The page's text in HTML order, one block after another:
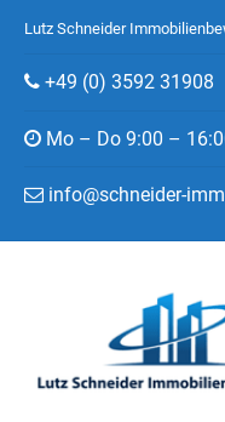
Lutz Schneider
+49 (0) 3592 31908
Mo – Do 9:00 –
info@schneider-